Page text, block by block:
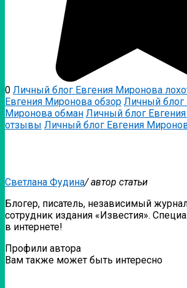
0 Личный блог Евгения Миронова
Евгения Миронова обзор Личный блог
Миронова обман Личный блог
отзывы Личный блог Евгения
Светлана Фудина/ автор статьи
Блогер, писатель, независимый
сотрудник издания «Известия».
в интернете!
Профили автора
Вам также может быть интересно